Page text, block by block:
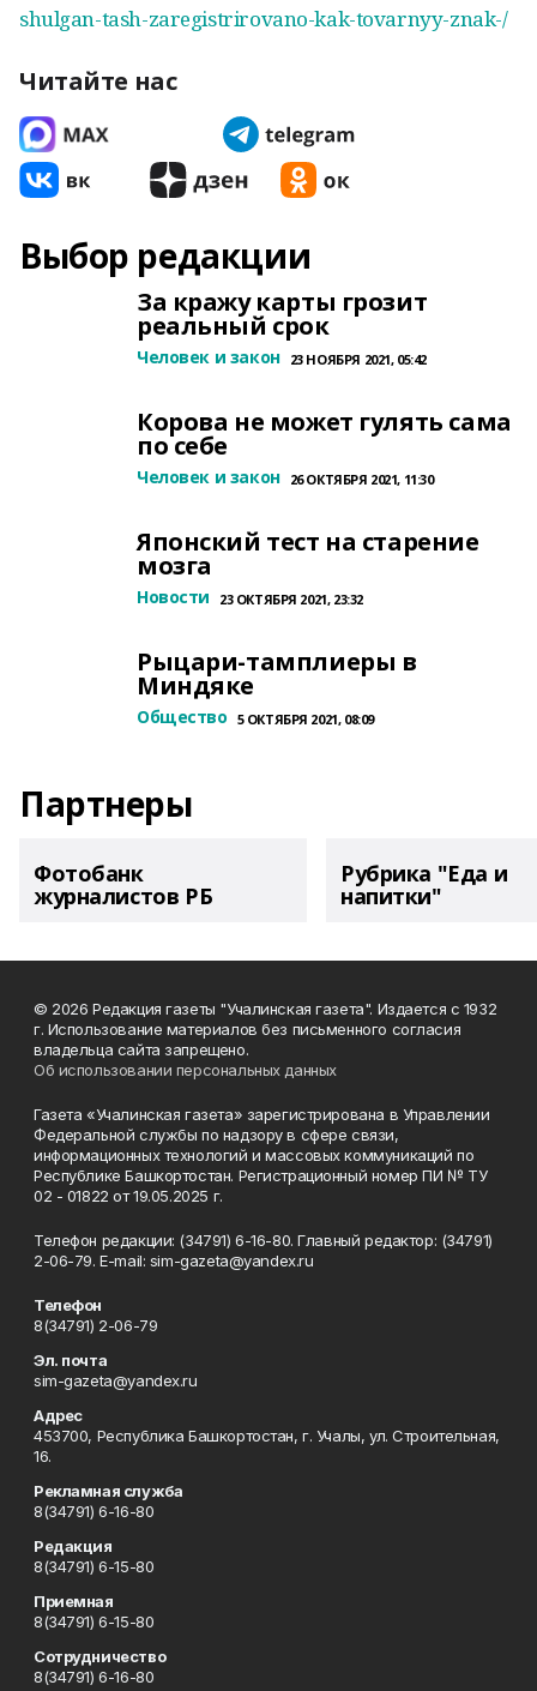
shulgan-tash-zaregistrirovano-kak-tovarnyy-znak-/
Читайте нас
Выбор редакции
За кражу карты грозит
реальный срок
Человек и закон 23 НОЯБРЯ 2021, 05:42
Корова не может гулять сама
по себе
Человек и закон 26 ОКТЯБРЯ 2021, 11:30
Японский тест на старение
мозга
Новости 23 ОКТЯБРЯ 2021, 23:32
Рыцари-тамплиеры в
Миндяке
Общество 5 ОКТЯБРЯ 2021, 08:09
Партнеры
Фотобанк
журналистов РБ
Рубрика "Еда и
напитки"
© 2026 Редакция газеты "Учалинская газета". Издается с 1932
г. Использование материалов без письменного согласия
владельца сайта запрещено.
Об использовании персональных данных
Газета «Учалинская газета» зарегистрирована в Управлении
Федеральной службы по надзору в сфере связи,
информационных технологий и массовых коммуникаций по
Республике Башкортостан. Регистрационный номер ПИ № ТУ
02 - 01822 от 19.05.2025 г.
Телефон редакции: (34791) 6-16-80. Главный редактор: (34791)
2-06-79. Е-mаil: sim-gazeta@yandex.ru
Телефон
8(34791) 2-06-79
Эл. почта
sim-gazeta@yandex.ru
Адрес
453700, Республика Башкортостан, г. Учалы, ул. Строительная,
16.
Рекламная служба
8(34791) 6-16-80
Редакция
8(34791) 6-15-80
Приемная
8(34791) 6-15-80
Сотрудничество
8(34791) 6-16-80